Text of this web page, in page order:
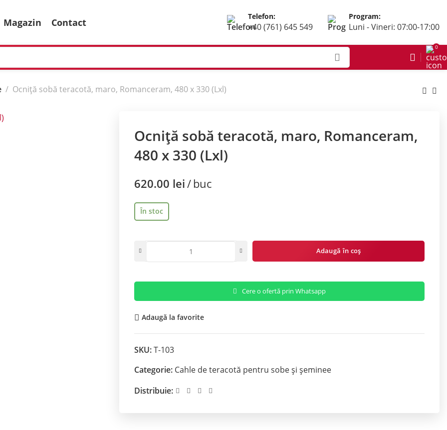
Magazin Contact Telefon:
+40 (761) 645 549
Program:
Luni - Vineri: 07:00-17:00
0
Ocniță sobă teracotă, maro, Romanceram, 480 x 330 (Lxl)
Ocniță sobă teracotă, maro, Romanceram,
480 x 330 (Lxl)
620.00 lei buc
În stoc
Adaugă în coș
Cere o ofertă prin Whatsapp
Adaugă la favorite
SKU:T-103
Categorie: Cahle de teracotă pentru sobe și șeminee
Distribuie: